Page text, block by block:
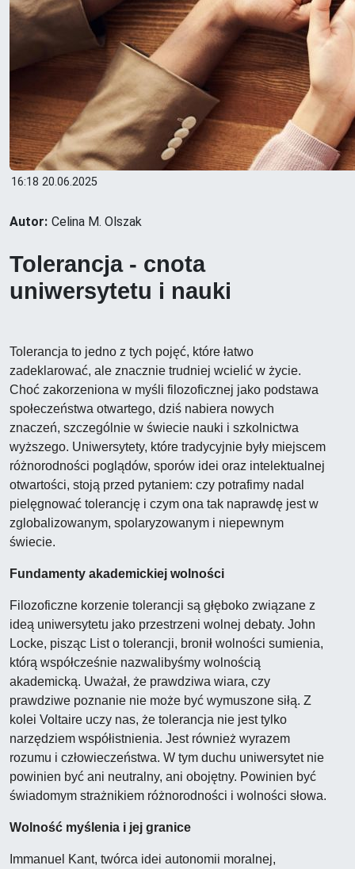
16:18 20.06.2025
Autor: Celina M. Olszak
Tolerancja - cnota
uniwersytetu i nauki
Tolerancja to jedno z tych pojęć, które łatwo
zadeklarować, ale znacznie trudniej wcielić w życie.
Choć zakorzeniona w myśli filozoficznej jako podstawa
społeczeństwa otwartego, dziś nabiera nowych
znaczeń, szczególnie w świecie nauki i szkolnictwa
wyższego. Uniwersytety, które tradycyjnie były miejscem
różnorodności poglądów, sporów idei oraz intelektualnej
otwartości, stoją przed pytaniem: czy potrafimy nadal
pielęgnować tolerancję i czym ona tak naprawdę jest w
zglobalizowanym, spolaryzowanym i niepewnym
świecie.
Fundamenty akademickiej wolności
Filozoficzne korzenie tolerancji są głęboko związane z
ideą uniwersytetu jako przestrzeni wolnej debaty. John
Locke, pisząc List o tolerancji, bronił wolności sumienia,
którą współcześnie nazwalibyśmy wolnością
akademicką. Uważał, że prawdziwa wiara, czy
prawdziwe poznanie nie może być wymuszone siłą. Z
kolei Voltaire uczy nas, że tolerancja nie jest tylko
narzędziem współistnienia. Jest również wyrazem
rozumu i człowieczeństwa. W tym duchu uniwersytet nie
powinien być ani neutralny, ani obojętny. Powinien być
świadomym strażnikiem różnorodności i wolności słowa.
Wolność myślenia i jej granice
Immanuel Kant, twórca idei autonomii moralnej,